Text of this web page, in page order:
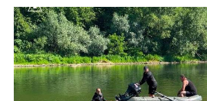
Події
Політика
Соціум